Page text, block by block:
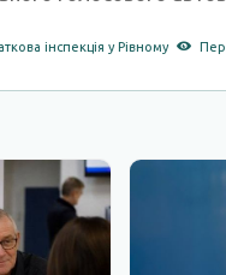
інспекція у Рівному